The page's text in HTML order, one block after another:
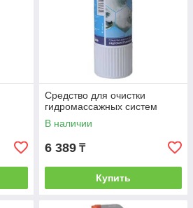
Средство для очистки
гидромассажных систем
В наличии
6 389 ₸
Купить